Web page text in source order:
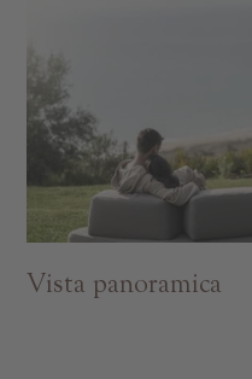
Vista panoramica